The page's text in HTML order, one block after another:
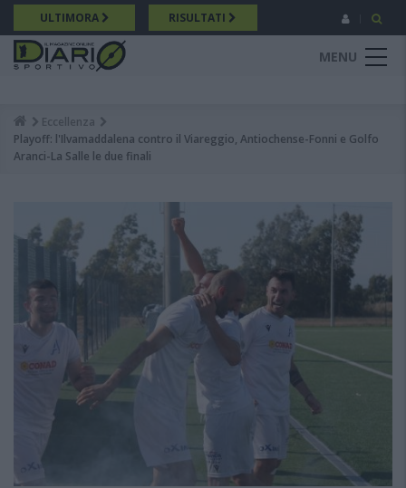
Salta
al
contenuto
principale
ULTIMORA RISULTATI
MENU
Breadcrumb
Eccellenza
Playoff: l'Ilvamaddalena contro il Viareggio, Antiochense-Fonni e Golfo
Aranci-La Salle le due finali